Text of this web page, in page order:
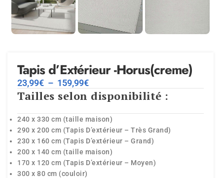
Tapis d’Extérieur -Horus(creme)
23,99€ – 159,99€
Tailles selon disponibilité :
240 x 330 cm (taille maison)
290 x 200 cm (Tapis D’extérieur – Très Grand)
230 x 160 cm (Tapis D’extérieur – Grand)
200 x 140 cm (taille maison)
170 x 120 cm (Tapis D’extérieur – Moyen)
300 x 80 cm (couloir)